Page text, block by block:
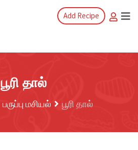
Add Recipe
பூரி தால்
பருப்பு மசியல் பூரி தால்